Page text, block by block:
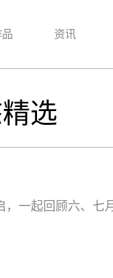
资讯
选
一起回顾六、七